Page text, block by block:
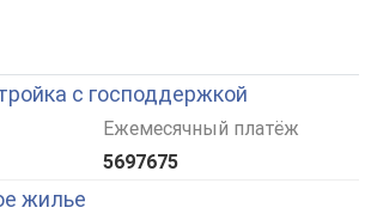
с господдержкой
Ежемесячный платёж
5697675
жилье